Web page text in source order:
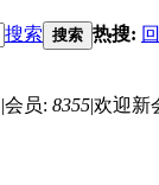
搜索 搜索 热搜:
|会员: 8355|欢迎新